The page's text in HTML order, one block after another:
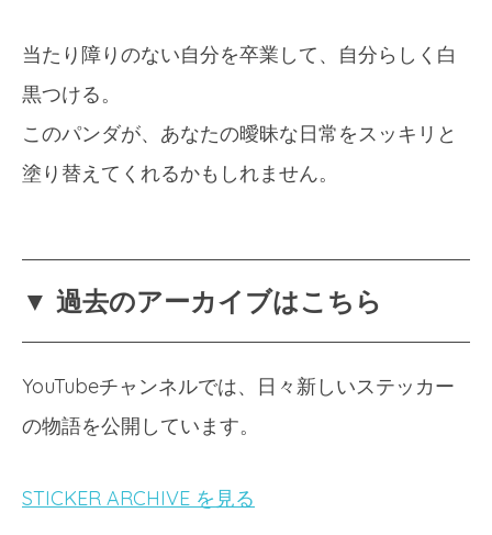
当たり障りのない自分を卒業して、自分らしく白
黒つける。
このパンダが、あなたの曖昧な日常をスッキリと
塗り替えてくれるかもしれません。
▼ 過去のアーカイブはこちら
YouTubeチャンネルでは、日々新しいステッカー
の物語を公開しています。
STICKER ARCHIVE を見る